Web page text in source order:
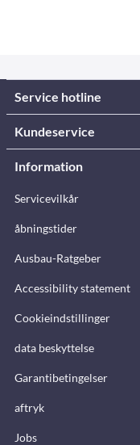
Service hotline
Kundeservice
Information
Servicevilkår
åbningstider
Ausbau-Ratgeber
Accessibility statement
Cookieindstillinger
data beskyttelse
Garantibetingelser
aftryk
Jobs